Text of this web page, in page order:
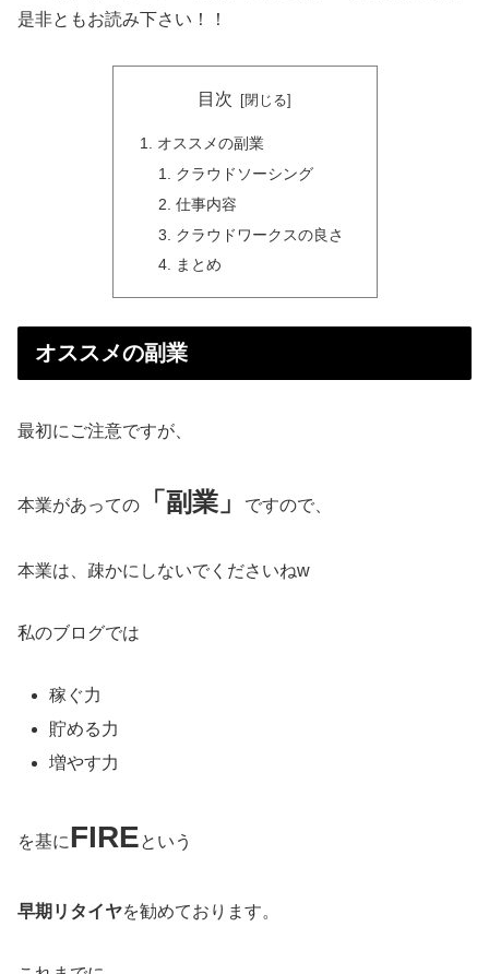
是非ともお読み下さい！！
目次
オススメの副業
クラウドソーシング
仕事内容
クラウドワークスの良さ
まとめ
オススメの副業
最初にご注意ですが、
本業があっての 「副業」 ですので、
本業は、疎かにしないでくださいねw
私のブログでは
稼ぐ力
貯める力
増やす力
を基にFIREという
早期リタイヤを勧めております。